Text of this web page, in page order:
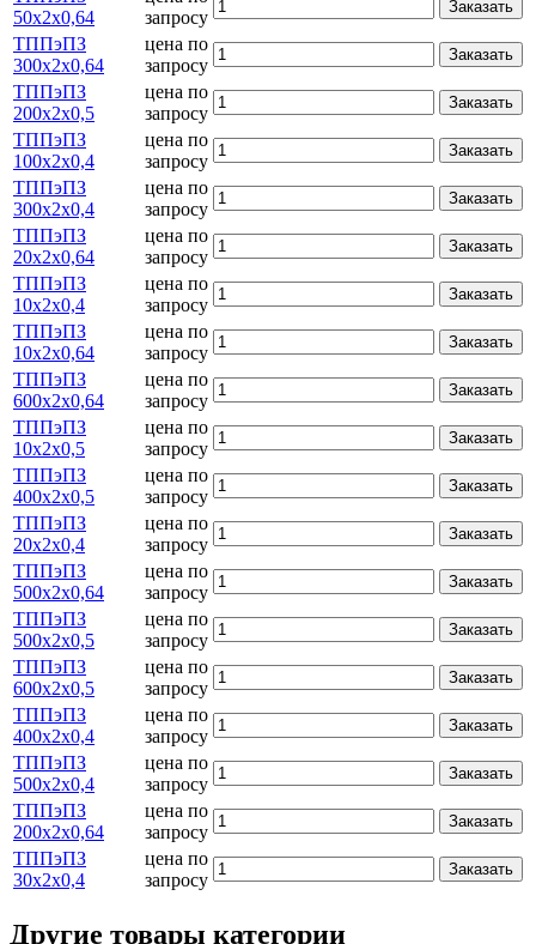
50х2х0,64
запросу
Заказать
ТППэПЗ
300х2х0,64
цена по
запросу
Заказать
ТППэПЗ
200х2х0,5
цена по
запросу
Заказать
ТППэПЗ
100х2х0,4
цена по
запросу
Заказать
ТППэПЗ
300х2х0,4
цена по
запросу
Заказать
ТППэПЗ
20х2х0,64
цена по
запросу
Заказать
ТППэПЗ
10х2х0,4
цена по
запросу
Заказать
ТППэПЗ
10х2х0,64
цена по
запросу
Заказать
ТППэПЗ
600х2х0,64
цена по
запросу
Заказать
ТППэПЗ
10х2х0,5
цена по
запросу
Заказать
ТППэПЗ
400х2х0,5
цена по
запросу
Заказать
ТППэПЗ
20х2х0,4
цена по
запросу
Заказать
ТППэПЗ
500х2х0,64
цена по
запросу
Заказать
ТППэПЗ
500х2х0,5
цена по
запросу
Заказать
ТППэПЗ
600х2х0,5
цена по
запросу
Заказать
ТППэПЗ
400х2х0,4
цена по
запросу
Заказать
ТППэПЗ
500х2х0,4
цена по
запросу
Заказать
ТППэПЗ
200х2х0,64
цена по
запросу
Заказать
ТППэПЗ
30х2х0,4
цена по
запросу
Заказать
Другие товары категории